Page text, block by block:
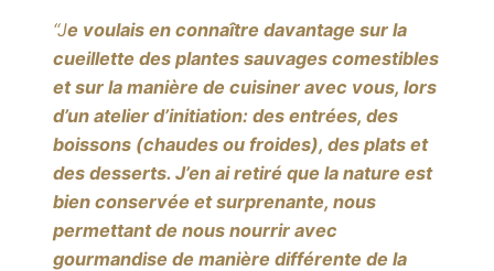
“Je voulais en connaître davantage sur la
cueillette des plantes sauvages comestibles
et sur la manière de cuisiner avec vous, lors
d’un atelier d’initiation: des entrées, des
boissons (chaudes ou froides), des plats et
des desserts. J’en ai retiré que la nature est
bien conservée et surprenante, nous
permettant de nous nourrir avec
gourmandise de manière différente de la